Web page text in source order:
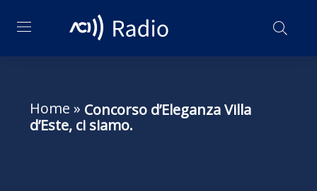
Home » Concorso d’Eleganza Villa
d’Este, ci siamo.